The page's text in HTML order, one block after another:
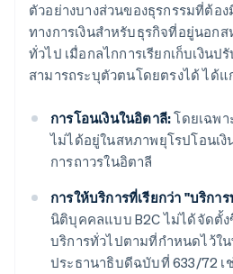
ตัวอย่างบางส่วนของธุรกรรมที่ต้อ
ทางการเงินสำหรับธุรกิจที่อยู่นอก
ทั่วไป เมื่อกลไกการเรียกเก็บเงิน
สามารถระบุตัวตนโดยตรงได้ ได้แ
การโอนเงินในอิตาลี:โดยเฉพ
ไม่ได้อยู่ในสหภาพยุโรปโอนเ
การถาวรในอิตาลี
การให้บริการที่เรียกว่า "บริกา
นิติบุคคลแบบ B2C ไม่ได้จัดตั้
บริการทั่วไปตามที่กำหนดไว้ใ
ประธานาธิบดีฉบับที่ 633/72 เ